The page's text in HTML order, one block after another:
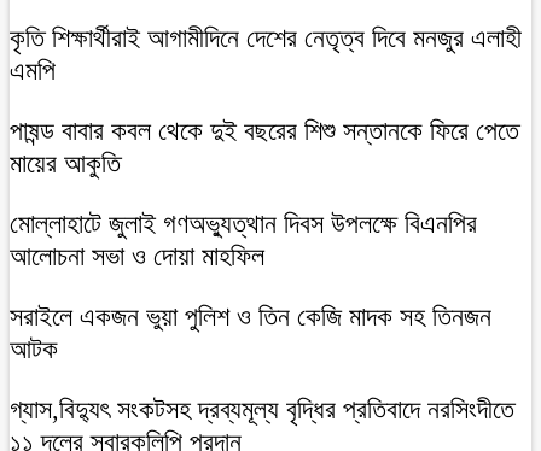
কৃতি শিক্ষার্থীরাই আগামীদিনে দেশের নেতৃত্ব দিবে মনজুর এলাহী
এমপি
পাষন্ড বাবার কবল থেকে দুই বছরের শিশু সন্তানকে ফিরে পেতে
মায়ের আকুতি
মোল্লাহাটে জুলাই গণঅভ্যুত্থান দিবস উপলক্ষে বিএনপির
আলোচনা সভা ও দোয়া মাহফিল
সরাইলে একজন ভুয়া পুলিশ ও তিন কেজি মাদক সহ তিনজন
আটক
গ্যাস,বিদ্যুৎ সংকটসহ দ্রব্যমূল্য বৃদ্ধির প্রতিবাদে নরসিংদীতে
১১ দলের স্বারকলিপি প্রদান